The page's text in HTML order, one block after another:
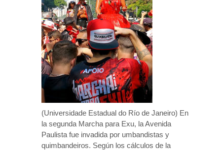
(Universidade Estadual do Río de Janeiro) En
la segunda Marcha para Exu, la Avenida
Paulista fue invadida por umbandistas y
quimbandeiros. Según los cálculos de la